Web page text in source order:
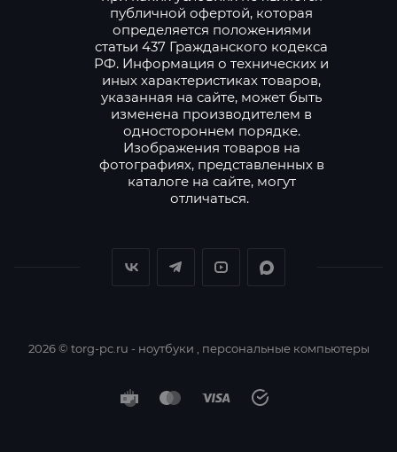
публичной офертой, которая
определяется положениями
статьи 437 Гражданского кодекса
РФ. Информация о технических и
иных характеристиках товаров,
указанная на сайте, может быть
изменена производителем в
одностороннем порядке.
Изображения товаров на
фотографиях, представленных в
каталоге на сайте, могут
отличаться.
2026 © torg-pc.ru - ноутбуки , персональные компьютеры